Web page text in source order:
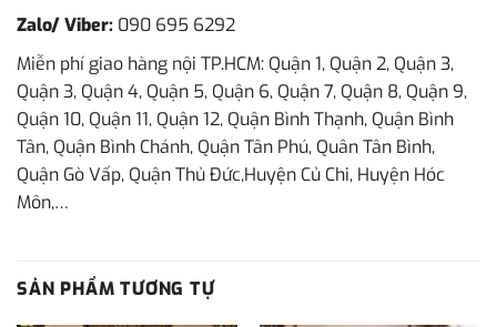
Zalo/ Viber: 090 695 6292
Miễn phí giao hàng nội TP.HCM: Quận 1, Quận 2, Quận 3,
Quận 3, Quận 4, Quận 5, Quận 6, Quận 7, Quận 8, Quận 9,
Quận 10, Quận 11, Quận 12, Quận Bình Thạnh, Quận Bình
Tân, Quận Bình Chánh, Quận Tân Phú, Quân Tân Bình,
Quận Gò Vấp, Quận Thủ Đức,Huyện Củ Chi, Huyện Hóc
Môn,…
SẢN PHẨM TƯƠNG TỰ